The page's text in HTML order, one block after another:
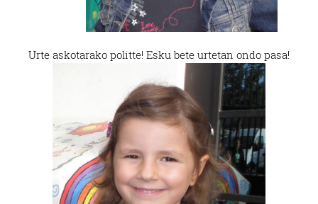
Urte askotarako politte! Esku bete urtetan ondo pasa!